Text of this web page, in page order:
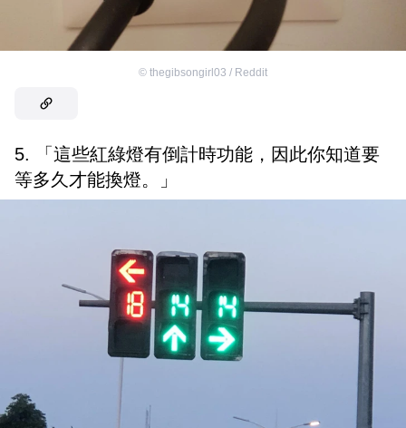
© thegibsongirl03 / Reddit
5. 「這些紅綠燈有倒計時功能，因此你知道要
等多久才能換燈。」